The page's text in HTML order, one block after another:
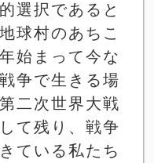
選択であると
球村のあちこ
始まって今な
争で生きる場
二次世界大戦
て残り、戦争
ている私たち